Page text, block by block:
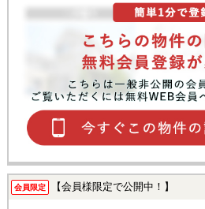
会員限定 【会員様限定で公開中！】